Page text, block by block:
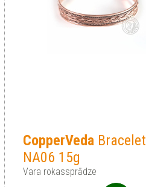
CopperVedaBracelet
NA06 15g
Vara rokassprādze